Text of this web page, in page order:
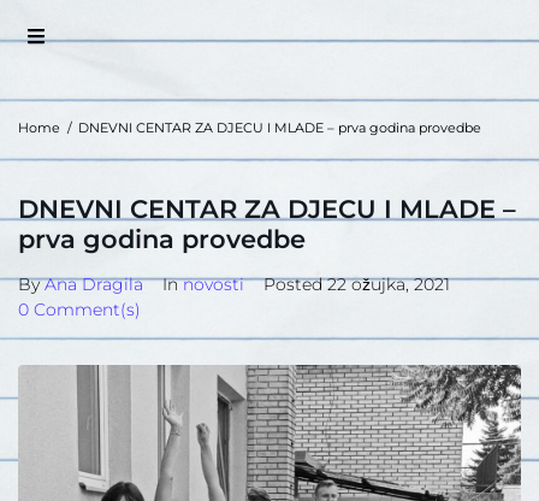
Home / DNEVNI CENTAR ZA DJECU I MLADE – prva godina provedbe
DNEVNI CENTAR ZA DJECU I MLADE –
prva godina provedbe
ByAna Dragila Innovosti Posted22 ožujka, 2021
0 Comment(s)